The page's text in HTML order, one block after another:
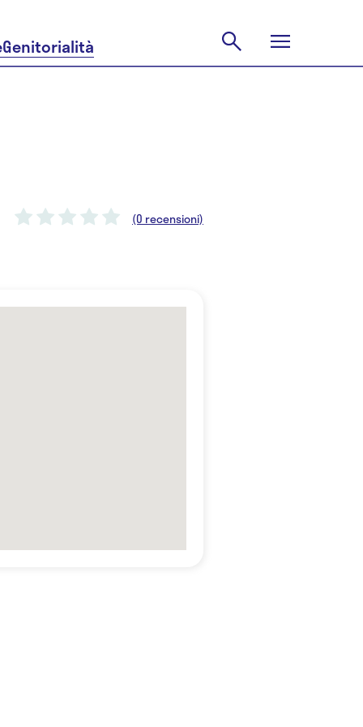
Genitorialità
(0 recensioni)